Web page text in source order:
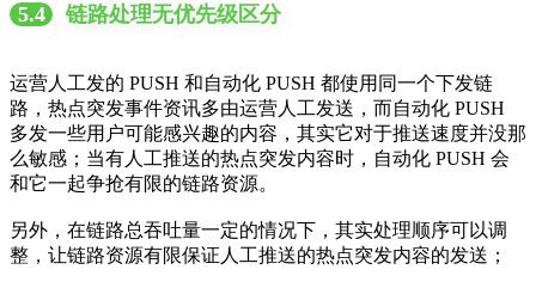
5.4 链路处理无优先级区分
运营人工发的 PUSH 和自动化 PUSH 都使用同一个下发链
路，热点突发事件资讯多由运营人工发送，而自动化 PUSH
多发一些用户可能感兴趣的内容，其实它对于推送速度并没那
么敏感；当有人工推送的热点突发内容时，自动化 PUSH 会
和它一起争抢有限的链路资源。
另外，在链路总吞吐量一定的情况下，其实处理顺序可以调
整，让链路资源有限保证人工推送的热点突发内容的发送；